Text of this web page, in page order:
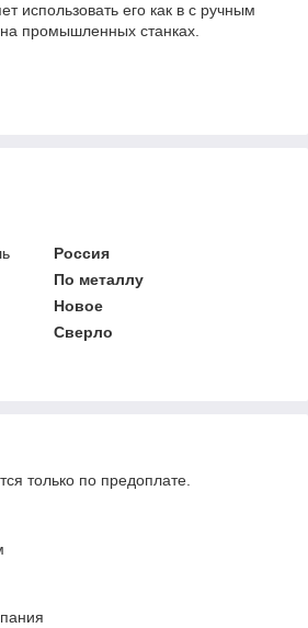
использовать его как в с ручным
промышленных станках.
Россия
По металлу
Новое
Сверло
только по предоплате.